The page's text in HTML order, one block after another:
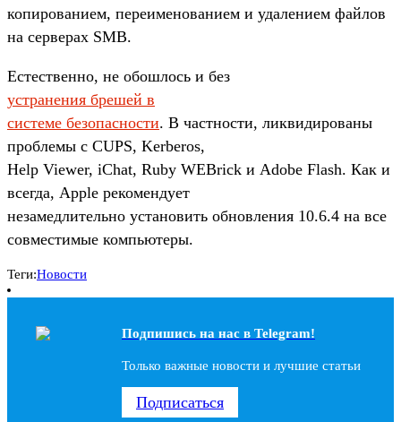
копированием, переименованием и удалением файлов
на серверах SMB.
Естественно, не обошлось и без
устранения брешей в
системе безопасности. В частности, ликвидированы
проблемы с CUPS, Kerberos,
Help Viewer, iChat, Ruby WEBrick и Adobe Flash. Как и
всегда, Apple рекомендует
незамедлительно установить обновления 10.6.4 на все
совместимые компьютеры.
Теги:Новости
Подпишись на наc в Telegram!
Только важные новости и лучшие статьи
Подписаться